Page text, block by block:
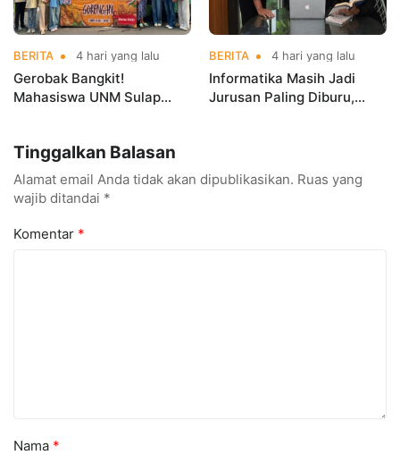
BERITA 4 hari yang lalu
Gerobak Bangkit!
Mahasiswa UNM Sulap
BERITA 4 hari yang lalu
Informatika Masih Jadi
Jurusan Paling Diburu,
Tinggalkan Balasan
Alamat email Anda tidak akan dipublikasikan. Ruas yang
wajib ditandai *
Komentar *
Nama *